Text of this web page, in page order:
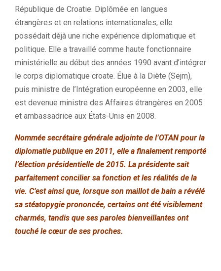
République de Croatie. Diplômée en langues
étrangères et en relations internationales, elle
possédait déjà une riche expérience diplomatique et
politique. Elle a travaillé comme haute fonctionnaire
ministérielle au début des années 1990 avant d’intégrer
le corps diplomatique croate. Élue à la Diète (Sejm),
puis ministre de l’Intégration européenne en 2003, elle
est devenue ministre des Affaires étrangères en 2005
et ambassadrice aux États-Unis en 2008.
Nommée secrétaire générale adjointe de l’OTAN pour la
diplomatie publique en 2011, elle a finalement remporté
l’élection présidentielle de 2015. La présidente sait
parfaitement concilier sa fonction et les réalités de la
vie. C’est ainsi que, lorsque son maillot de bain a révélé
sa stéatopygie prononcée, certains ont été visiblement
charmés, tandis que ses paroles bienveillantes ont
touché le cœur de ses proches.